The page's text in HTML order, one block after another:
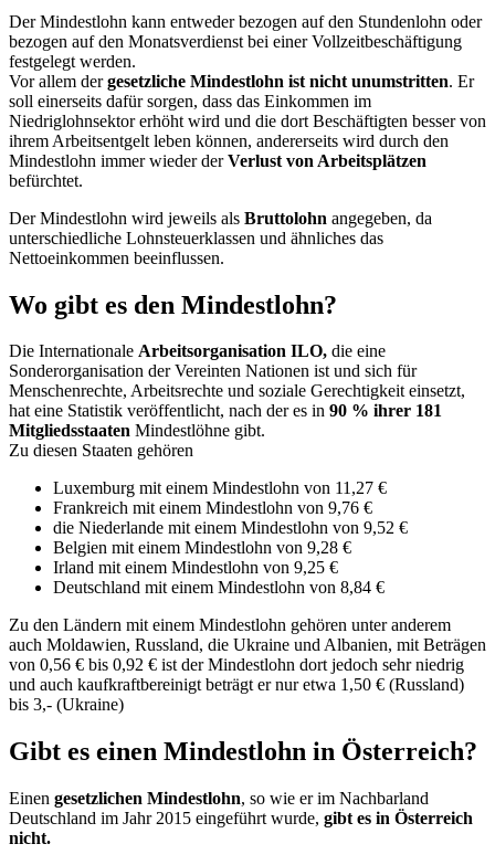
Der Mindestlohn kann entweder bezogen auf den Stundenlohn oder
bezogen auf den Monatsverdienst bei einer Vollzeitbeschäftigung
festgelegt werden.
Vor allem dergesetzliche Mindestlohn ist nicht unumstritten. Er
soll einerseits dafür sorgen, dass das Einkommen im
Niedriglohnsektor erhöht wird und die dort Beschäftigten besser von
ihrem Arbeitsentgelt leben können, andererseits wird durch den
Mindestlohn immer wieder derVerlust von Arbeitsplätzen
befürchtet.
Der Mindestlohn wird jeweils als Bruttolohn angegeben, da
unterschiedliche Lohnsteuerklassen und ähnliches das
Nettoeinkommen beeinflussen.
Wo gibt es den Mindestlohn?
Die Internationale Arbeitsorganisation ILO, die eine
Sonderorganisation der Vereinten Nationen ist und sich für
Menschenrechte, Arbeitsrechte und soziale Gerechtigkeit einsetzt,
hat eine Statistik veröffentlicht, nach der es in 90 % ihrer 181
Mitgliedsstaaten Mindestlöhne gibt.
Zu diesen Staaten gehören
Luxemburg mit einem Mindestlohn von 11,27 €
Frankreich mit einem Mindestlohn von 9,76 €
die Niederlande mit einem Mindestlohn von 9,52 €
Belgien mit einem Mindestlohn von 9,28 €
Irland mit einem Mindestlohn von 9,25 €
Deutschland mit einem Mindestlohn von 8,84 €
Zu den Ländern mit einem Mindestlohn gehören unter anderem
auch Moldawien, Russland, die Ukraine und Albanien, mit Beträgen
von 0,56 € bis 0,92 € ist der Mindestlohn dort jedoch sehr niedrig
und auch kaufkraftbereinigt beträgt er nur etwa 1,50 € (Russland)
bis 3,- (Ukraine)
Gibt es einen Mindestlohn in Österreich?
Einen gesetzlichen Mindestlohn, so wie er im Nachbarland
Deutschland im Jahr 2015 eingeführt wurde, gibt es in Österreich
nicht.